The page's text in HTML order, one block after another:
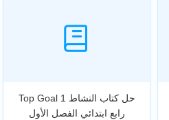
حل كتاب النشاط Top Goal 1
رابع ابتدائي الفصل الأول